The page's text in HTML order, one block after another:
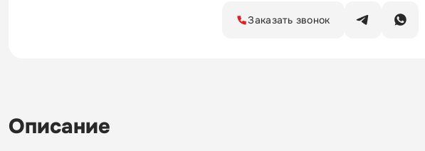
Заказать звонок
Описание